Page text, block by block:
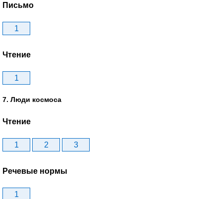
Письмо
1
Чтение
1
7. Люди космоса
Чтение
1 2 3
Речевые нормы
1